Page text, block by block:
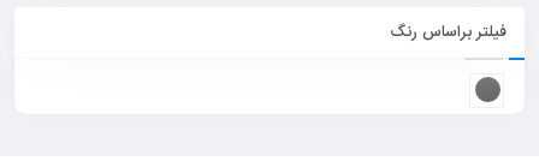
فیلتر براساس رنگ